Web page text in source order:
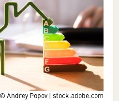
© Andrey Popov | stock.adobe.com